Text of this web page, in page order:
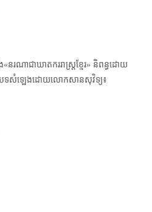
នរណាជាឃាតកររាស្ត្រខ្មែរ» និពន្ធដោយ
បទ​សំឡេង​ដោយលោកសានសុវិទ្យ៖